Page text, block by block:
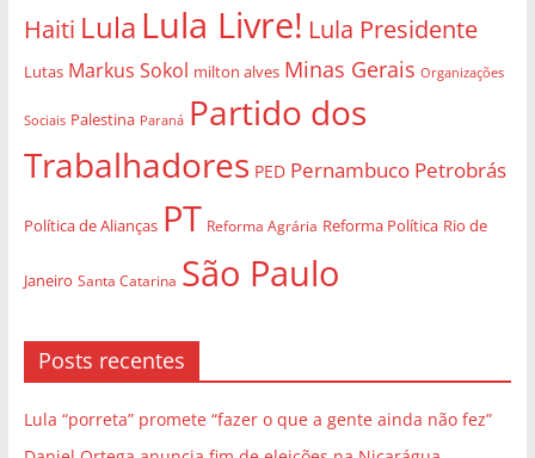
Haiti Lula Lula Livre! Lula Presidente
Lutas Markus Sokol milton alves Minas Gerais Organizações
Sociais Palestina Paraná Partido dos
Trabalhadores PED Pernambuco Petrobrás
Política de Alianças PT Reforma Agrária Reforma Política Rio de
Janeiro Santa Catarina São Paulo
Posts recentes
Lula “porreta” promete “fazer o que a gente ainda não fez”